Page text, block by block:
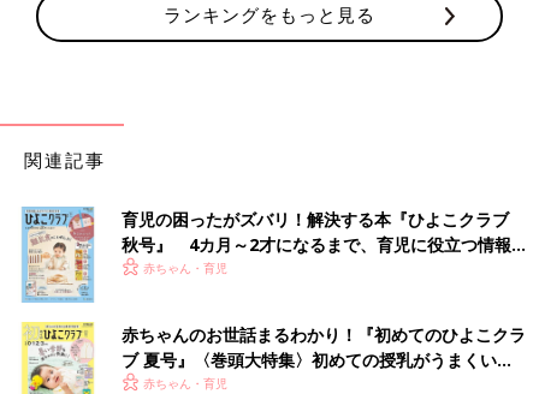
ランキングをもっと見る
関連記事
育児の困ったがズバリ！解決する本『ひよこクラブ
秋号』 4カ月～2才になるまで、育児に役立つ情報が
いっぱい！
赤ちゃん・育児
赤ちゃんのお世話まるわかり！『初めてのひよこクラ
ブ 夏号』〈巻頭大特集〉初めての授乳がうまくい
く！ おっぱい・ミルクの基本と夏のトラブル 解決テ
赤ちゃん・育児